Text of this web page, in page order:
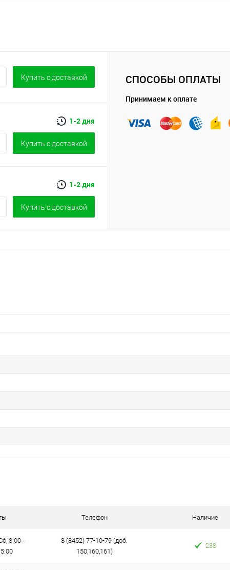
Купить c доставкой
1-2 дня
Купить c доставкой
1-2 дня
Купить c доставкой
СПОСОБЫ ОПЛАТЫ
Принимаем к оплате
Телефон Наличие
8:00–
8 (8452) 77-10-79 (доб.
150,160,161)
238